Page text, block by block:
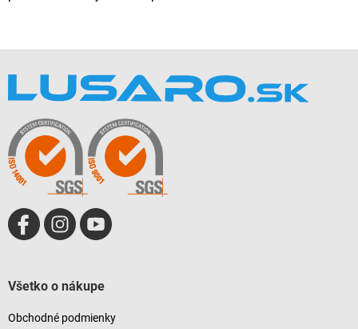
Všetko o nákupe
Obchodné podmienky